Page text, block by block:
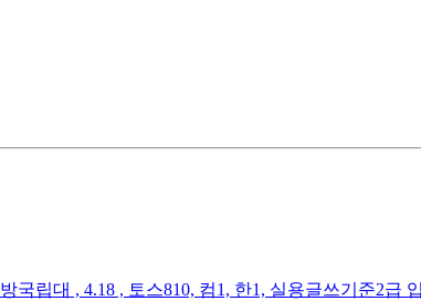
립대 , 4.18 , 토스810, 컴1, 한1, 실용글쓰기준2급